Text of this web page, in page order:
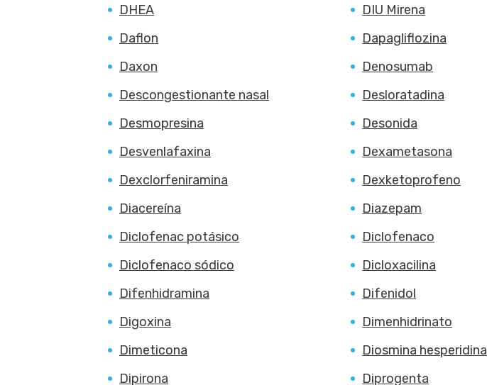
DHEA
DIU Mirena
Daflon
Dapagliflozina
Daxon
Denosumab
Descongestionante nasal
Desloratadina
Desmopresina
Desonida
Desvenlafaxina
Dexametasona
Dexclorfeniramina
Dexketoprofeno
Diacereína
Diazepam
Diclofenac potásico
Diclofenaco
Diclofenaco sódico
Dicloxacilina
Difenhidramina
Difenidol
Digoxina
Dimenhidrinato
Dimeticona
Diosmina hesperidina
Dipirona
Diprogenta